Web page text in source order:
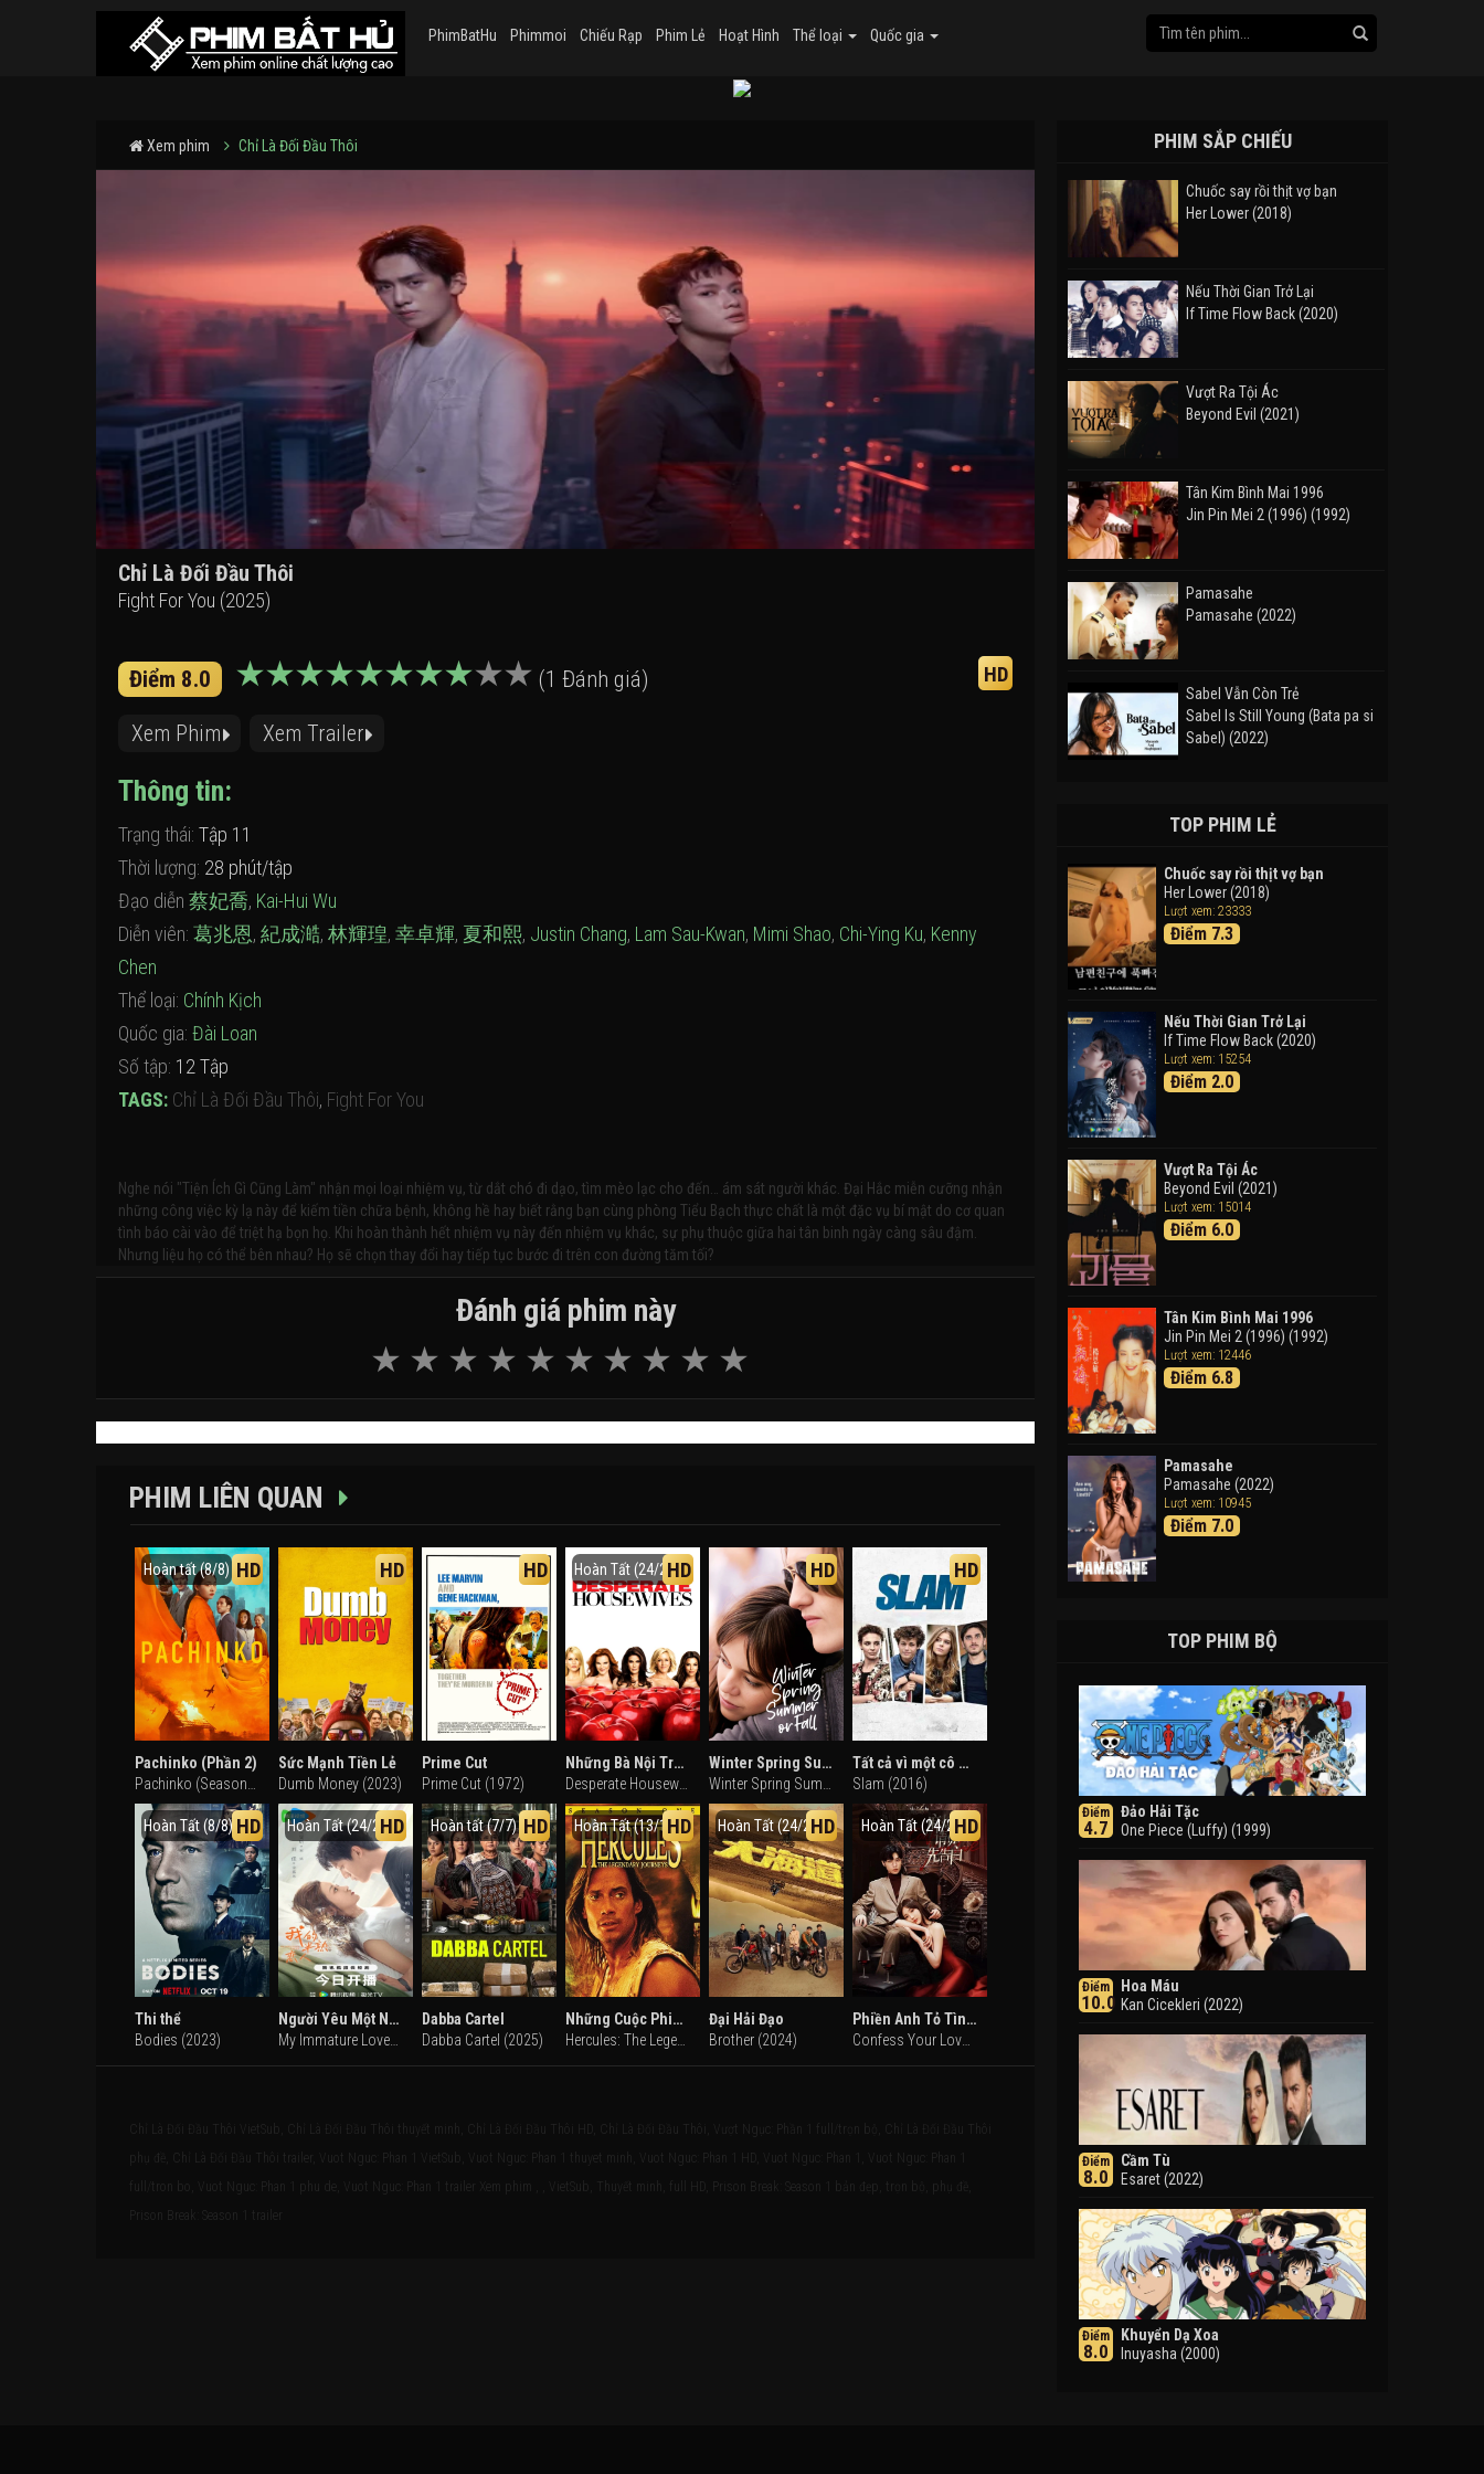
PhimBatHu Phimmoi Chiếu Rạp Phim Lẻ Hoạt Hình Thể loại Quốc gia
Xem phim Chỉ Là Đối Đầu Thôi
Chỉ Là Đối Đầu Thôi
Fight For You (2025)
Điểm 8.0 (1 Đánh giá) HD
Xem Phim Xem Trailer
Thông tin:
Trạng thái: Tập 11
Thời lượng: 28 phút/tập
Đạo diễn 蔡妃喬, Kai-Hui Wu
Diễn viên: 葛兆恩, 紀成澔, 林輝瑝, 幸卓輝, 夏和熙, Justin Chang, Lam Sau-Kwan, Mimi Shao, Chi-Ying Ku, Kenny
Chen
Thể loại: Chính Kịch
Quốc gia: Đài Loan
Số tập: 12 Tập
TAGS: Chỉ Là Đối Đầu Thôi, Fight For You
Nghe nói "Tiện Ích Gì Cũng Làm" nhận mọi loại nhiệm vụ, từ dắt chó đi dạo, tìm mèo lạc cho đến… ám sát người khác. Đại Hắc miễn cưỡng nhận
những công việc kỳ lạ này để kiếm tiền chữa bệnh, không hề hay biết rằng bạn cùng phòng Tiểu Bạch thực chất là một đặc vụ bí mật do cơ quan
tình báo cài vào để triệt hạ bọn họ. Khi hoàn thành hết nhiệm vụ này đến nhiệm vụ khác, sự phụ thuộc giữa hai tân binh ngày càng sâu đậm.
Nhưng liệu họ có thể bên nhau? Họ sẽ chọn thay đổi hay tiếp tục bước đi trên con đường tăm tối?
Đánh giá phim này
PHIM LIÊN QUAN
Hoàn tất (8/8) HD
Pachinko (Phần 2)
HD
Sức Mạnh Tiền Lẻ
Dumb Money (2023)
HD
Prime Cut
Prime Cut (1972)
Hoàn Tất (24/24)HD
Những Bà Nội Trợ Kiểu Mỹ (Phần 5)
HD
Winter Spring Summer or Fall
HD
Tất cả vì một cô nàng
Slam (2016)
Hoàn Tất (8/8) HD
Thi thể
Bodies (2023)
Hoàn Tất (24/24)HD
Người Yêu Một Nửa Thân Thuộc Của Tôi
Hoàn tất (7/7) HD
Dabba Cartel
Dabba Cartel (2025)
Hoàn Tất (13/13)HD
Những Cuộc Phiêu Lưu Của Hercules (Phần 1)
Hoàn Tất (24/24)HD
Đại Hải Đạo
Brother (2024)
Hoàn Tất (24/24)HD
Phiền Anh Tỏ Tình Trước Nhé
Chỉ Là Đối Đầu Thôi VietSub, Chỉ Là Đối Đầu Thôi thuyết minh, Chỉ Là Đối Đầu Thôi HD, Chỉ Là Đối Đầu Thôi, Vượt Ngục: Phần 1 full/trọn bộ, Chỉ Là Đối Đầu Thôi
phụ đề, Chỉ Là Đối Đầu Thôi trailer, Vuot Nguc: Phan 1 VietSub, Vuot Nguc: Phan 1 thuyet minh, Vuot Nguc: Phan 1 HD, Vuot Nguc: Phan 1, Vuot Nguc: Phan 1
full/tron bo, Vuot Nguc: Phan 1 phu de, Vuot Nguc: Phan 1 trailer Xem phim , , VietSub, Thuyết minh, full HD, Prison Break: Season 1 bản đẹp, trọn bộ, phụ đề,
Prison Break: Season 1 trailer
PHIM SẮP CHIẾU
Chuốc say rồi thịt vợ bạn
Her Lower (2018)
Nếu Thời Gian Trở Lại
If Time Flow Back (2020)
Vượt Ra Tội Ác
Beyond Evil (2021)
Tân Kim Bình Mai 1996
Jin Pin Mei 2 (1996) (1992)
Pamasahe
Pamasahe (2022)
Sabel Vẫn Còn Trẻ
Sabel Is Still Young (Bata pa si
Sabel) (2022)
Takas (2024)
Thám Tử Lừng Danh Conan 26:
Tàu Ngầm Sắt Màu Đen
Detective Conan: Black Iron
Phiêu Lưu Vào Thế Giới Trong
Tranh
Doraemon the Movie: Nobita's
Art World Tales (2025)
Tháng Ngày Tươi Đẹp
TOP PHIM LẺ
Chuốc say rồi thịt vợ bạn
Her Lower (2018)
Lượt xem: 23333
Điểm 7.3
Nếu Thời Gian Trở Lại
If Time Flow Back (2020)
Lượt xem: 15254
Điểm 2.0
Vượt Ra Tội Ác
Beyond Evil (2021)
Lượt xem: 15014
Điểm 6.0
Tân Kim Bình Mai 1996
Jin Pin Mei 2 (1996) (1992)
Lượt xem: 12446
Điểm 6.8
Pamasahe
Pamasahe (2022)
Lượt xem: 10945
Điểm 7.0
TOP PHIM BỘ
Điểm
4.7
Đảo Hải Tặc
One Piece (Luffy) (1999)
Điểm
10.0
Hoa Máu
Kan Cicekleri (2022)
Điểm
8.0
Cầm Tù
Esaret (2022)
Điểm
8.0
Khuyển Dạ Xoa
Inuyasha (2000)